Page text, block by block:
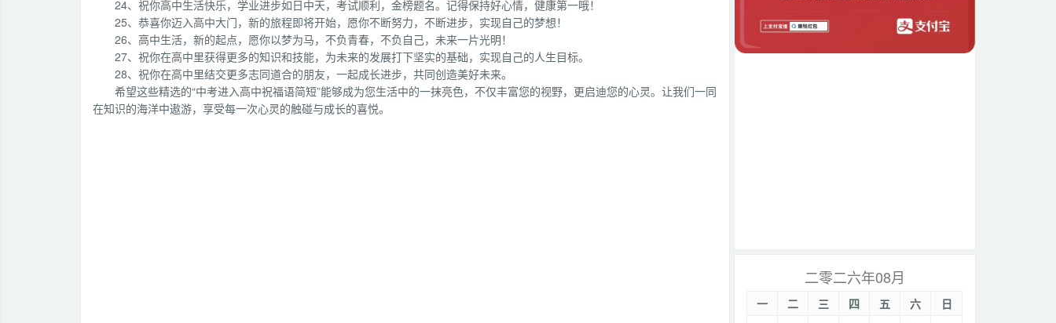
24、祝你高中生活快乐，学业进步如日中天，考试顺利，金榜题名。记得保持好心情，健康第一哦！
25、恭喜你迈入高中大门，新的旅程即将开始，愿你不断努力，不断进步，实现自己的梦想！
26、高中生活，新的起点，愿你以梦为马，不负青春，不负自己，未来一片光明！
27、祝你在高中里获得更多的知识和技能，为未来的发展打下坚实的基础，实现自己的人生目标。
28、祝你在高中里结交更多志同道合的朋友，一起成长进步，共同创造美好未来。
希望这些精选的“中考进入高中祝福语简短”能够成为您生活中的一抹亮色，不仅丰富您的视野，更启迪您的心灵。让我们一同
在知识的海洋中遨游，享受每一次心灵的触碰与成长的喜悦。
二零二六年08月
一 二 三 四 五 六
日